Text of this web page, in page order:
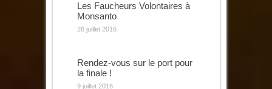
Les Faucheurs Volontaires à
Monsanto
26 juillet 2016
Rendez-vous sur le port pour
la finale !
9 juillet 2016